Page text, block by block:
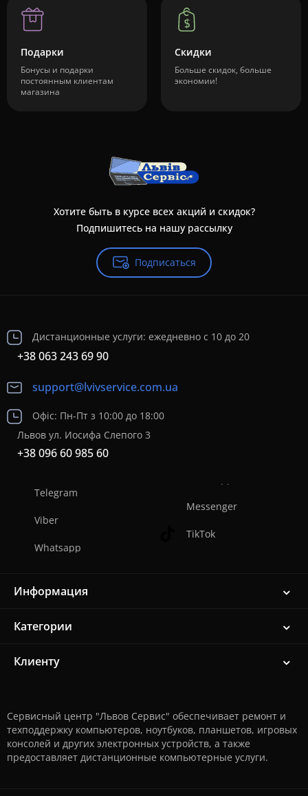
Подарки
Бонусы и подарки
постоянным клиентам
магазина
Скидки
Больше скидок, больше
экономии!
Хотите быть в курсе всех акций и скидок?
Подпишитесь на нашу рассылку
Подписаться
Дистанционные услуги: ежедневно с 10 до 20
+38 063 243 69 90
support@lvivservice.com.ua
Офіс: Пн-Пт з 10:00 до 18:00
Львов ул. Иосифа Слепого 3
+38 096 60 985 60
Telegram
Viber
Whatsapp
Messenger
TikTok
Информация
Категории
Клиенту
Сервисный центр "Львов Сервис" обеспечивает ремонт и
техподдержку компьютеров, ноутбуков, планшетов, игровых
консолей и других электронных устройств, а также
предоставляет дистанционные компьютерные услуги.